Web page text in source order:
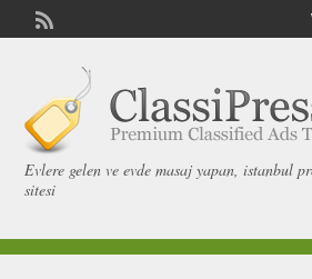
Evlere gelen ve evde masaj yapan, istanbul
sitesi